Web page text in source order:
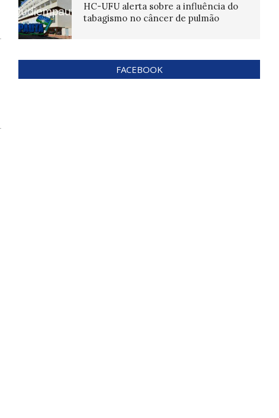
HC-UFU alerta sobre a influência do
tabagismo no câncer de pulmão
FACEBOOK